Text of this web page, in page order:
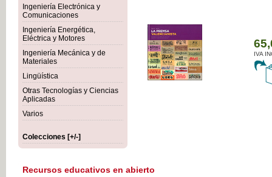
Ingeniería Electrónica y
Comunicaciones
Ingeniería Energética,
Eléctrica y Motores
Ingeniería Mecánica y de
Materiales
Lingüística
Otras Tecnologías y Ciencias
Aplicadas
Varios
Colecciones [+/-]
IVA
Recursos educativos en abierto